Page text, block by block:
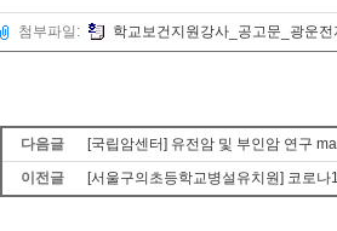
첨부파일: 학교보건지원강사_공고문_광운
다음글
[국립암센터] 유전암 및 부인암 연구
이전글
[서울구의초등학교병설유치원] 코로